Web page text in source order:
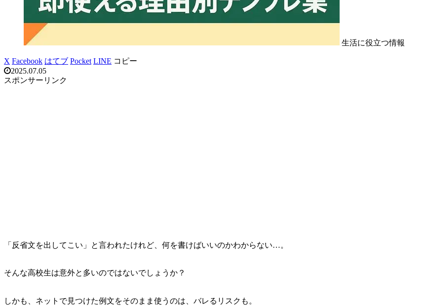
生活に役立つ情報
X Facebook はてブ Pocket LINE コピー
2025.07.05
スポンサーリンク
「反省文を出してこい」と言われたけれど、何を書けばいいのかわからない…。
そんな高校生は意外と多いのではないでしょうか？
しかも、ネットで見つけた例文をそのまま使うのは、バレるリスクも。